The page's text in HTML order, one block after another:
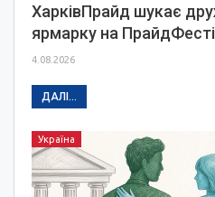
ХарківПрайд шукає
ярмарку на ПрайдФесті
4.08.2026
ДАЛІ...
Україна